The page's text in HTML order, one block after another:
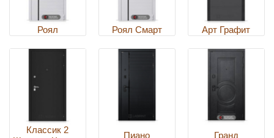
Роял Роял Смарт Арт Графит
Классик 2
Пиано Гранд